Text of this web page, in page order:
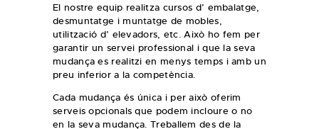
El nostre equip realitza cursos d’ embalatge,
desmuntatge i muntatge de mobles,
utilització d’ elevadors, etc. Això ho fem per
garantir un servei professional i que la seva
mudança es realitzi en menys temps i amb un
preu inferior a la competència.
Cada mudança és única i per això oferim
serveis opcionals que podem incloure o no
en la seva mudança. Treballem des de la